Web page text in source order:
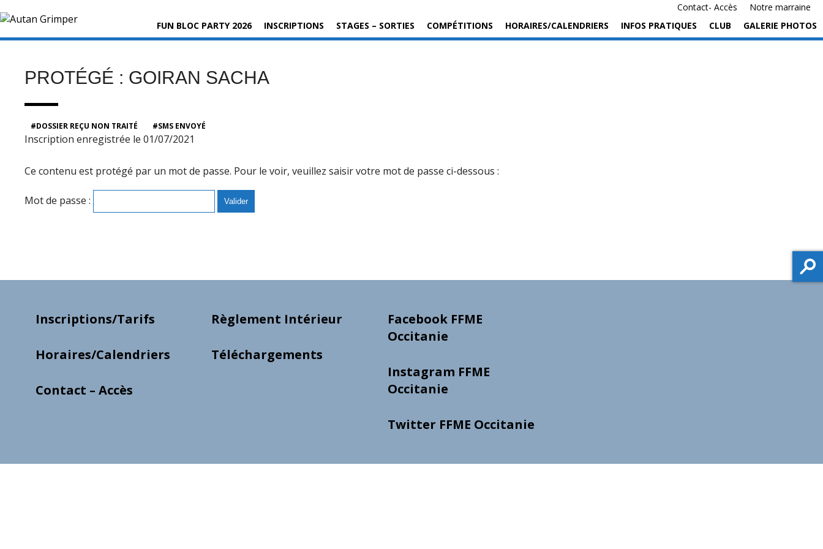
to
Contact- Accès
Notre marraine
FUN BLOC PARTY 2026
INSCRIPTIONS STAGES – SORTIES COMPÉTITIONS HORAIRES/CALENDRIERS INFOS PRATIQUES CLUB GALERIE PHOTOS
PROTÉGÉ : GOIRAN SACHA
DOSSIER REÇU NON TRAITÉ SMS ENVOYÉ
Inscription enregistrée le 01/07/2021
Ce contenu est protégé par un mot de passe. Pour le voir, veuillez saisir votre mot de passe ci-dessous :
Mot de passe :
Inscriptions/Tarifs
Horaires/Calendriers
Contact – Accès
Règlement Intérieur
Téléchargements
Facebook FFME
Occitanie
Instagram FFME
Occitanie
Twitter FFME Occitanie